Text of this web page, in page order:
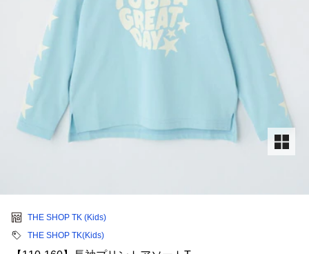
THE SHOP TK (Kids)
THE SHOP TK(Kids)